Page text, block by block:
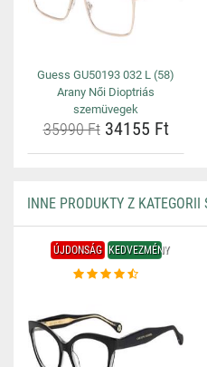
Guess GU50193 032 L (58)
Arany Női Dioptriás
szemüvegek
35990 Ft34155 Ft
INNE PRODUKTY Z KATEGORII
ÚJDONSÁG KEDVEZMÉNY